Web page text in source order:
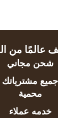
عالمًا من
شحن مجاني
جميع مشترياتك
محمية
خدمه عملاء